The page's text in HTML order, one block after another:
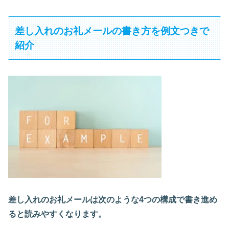
差し入れのお礼メールの書き方を例文つきで
紹介
差し入れのお礼メールは次のような4つの構成で書き進め
ると読みやすくなります。